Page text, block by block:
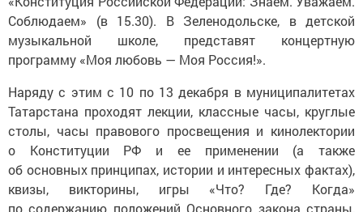
Соблюдаем» (в 15.30). В Зеленодольске, в детской
музыкальной школе, представят концертную
программу «Моя любовь — Моя Россия!».
Наряду с этим с 10 по 13 декабря в муниципалитетах
Татарстана проходят лекции, классные часы, круглые
столы, часы правового просвещения и кинолектории
о Конституции РФ и ее применении (а также
об основных принципах, истории и интересных фактах),
квизы, викторины, игры «Что? Где? Когда»
по содержанию положений Основного закона страны,